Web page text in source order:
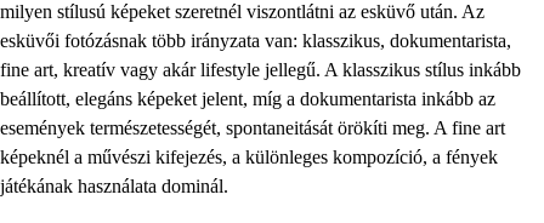
milyen stílusú képeket szeretnél viszontlátni az esküvő után. Az
esküvői fotózásnak több irányzata van: klasszikus, dokumentarista,
fine art, kreatív vagy akár lifestyle jellegű. A klasszikus stílus inkább
beállított, elegáns képeket jelent, míg a dokumentarista inkább az
események természetességét, spontaneitását örökíti meg. A fine art
képeknél a művészi kifejezés, a különleges kompozíció, a fények
játékának használata dominál.